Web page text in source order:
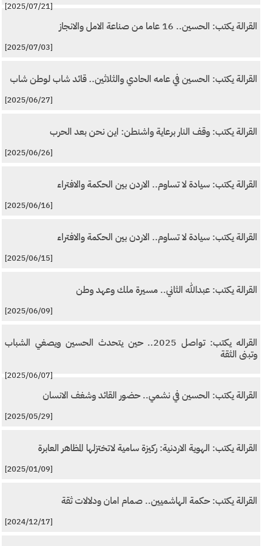
[2025/07/21]
القرالة يكتب: الحسين.. 16 عاما من صناعة الامل والانجاز
[2025/07/03]
القرالة يكتب: الحسين في عامه الحادي والثلاثين.. قائد شاب لوطن شاب
[2025/06/27]
القرالة يكتب: وقف النار برعاية واشنطن: اين نحن بعد الحرب
[2025/06/26]
القرالة يكتب: سيادة لا تساوم.. الاردن بين الحكمة والافتراء
[2025/06/16]
القرالة يكتب: سيادة لا تساوم.. الاردن بين الحكمة والافتراء
[2025/06/15]
القرالة يكتب: عبدالله الثاني.. مسيرة ملك وعهد وطن
[2025/06/09]
القراله يكتب: تواصل 2025.. حين يتحدث الحسين ويصغي الشباب
وتبنى الثقة
[2025/06/07]
القرالة يكتب: الحسين في نشمي.. حضور القائد وشغف الانسان
[2025/05/29]
القرالة يكتب: الهوية الاردنية: ركيزة سامية لاتختزلها المظاهر العابرة
[2025/01/09]
القرالة يكتب: حكمة الهاشميين.. صمام امان ودلالات ثقة
[2024/12/17]